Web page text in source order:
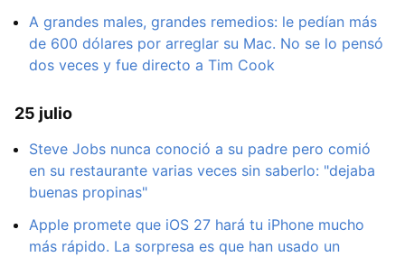
A grandes males, grandes remedios: le pedían más
de 600 dólares por arreglar su Mac. No se lo pensó
dos veces y fue directo a Tim Cook
25 julio
Steve Jobs nunca conoció a su padre pero comió
en su restaurante varias veces sin saberlo: "dejaba
buenas propinas"
Apple promete que iOS 27 hará tu iPhone mucho
más rápido. La sorpresa es que han usado un